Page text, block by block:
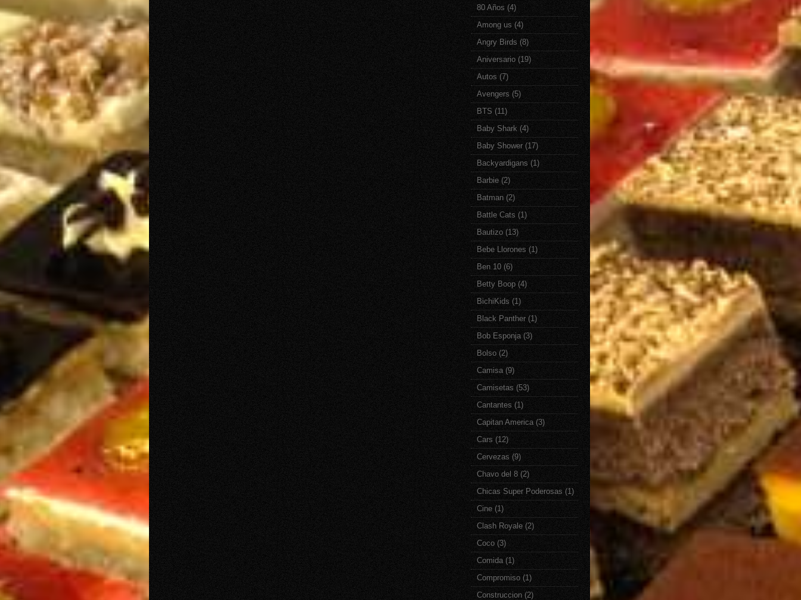
80 Años (4)
Among us (4)
Angry Birds (8)
Aniversario (19)
Autos (7)
Avengers (5)
BTS (11)
Baby Shark (4)
Baby Shower (17)
Backyardigans (1)
Barbie (2)
Batman (2)
Battle Cats (1)
Bautizo (13)
Bebe Llorones (1)
Ben 10 (6)
Betty Boop (4)
BichiKids (1)
Black Panther (1)
Bob Esponja (3)
Bolso (2)
Camisa (9)
Camisetas (53)
Cantantes (1)
Capitan America (3)
Cars (12)
Cervezas (9)
Chavo del 8 (2)
Chicas Super Poderosas (1)
Cine (1)
Clash Royale (2)
Coco (3)
Comida (1)
Compromiso (1)
Construccion (2)